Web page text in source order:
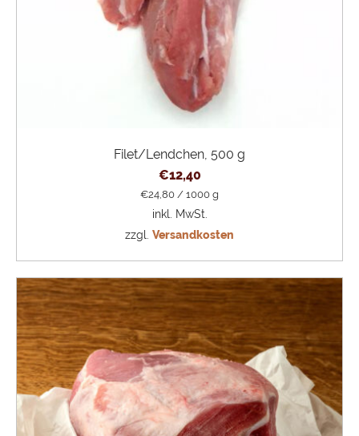
Filet/Lendchen, 500 g
€12,40
€24,80 / 1000 g
inkl. MwSt.
zzgl. Versandkosten